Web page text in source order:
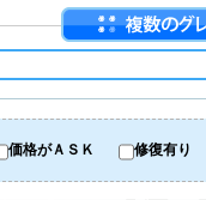
価格がＡＳＫ 修復有り